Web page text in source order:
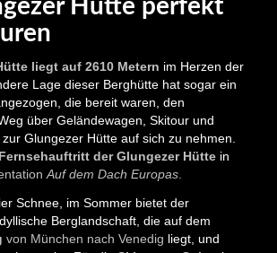
Hütte perfekt
liegt auf 2610 Metern im Herzen der
Lage dieser Berghütte hat sogar ein
die bereit waren, den
über Geländewagen, Skitour und
Glungezer Hütte auf sich zu nehmen.
Fernsehauftritt der Glungezer Hüttein
Auf dem Dach Europas.
Schnee, im Sommer bietet der
Berglandschaft, die auf dem
von München nach Venedig liegt, und